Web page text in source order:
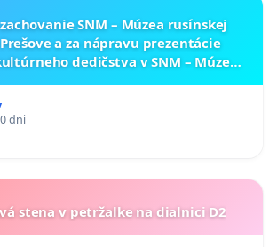
zachovanie SNM – Múzea rusínskej
a za nápravu prezentácie
dedičstva v SNM – Múzeu
dni
stena v petržalke na dialnici D2